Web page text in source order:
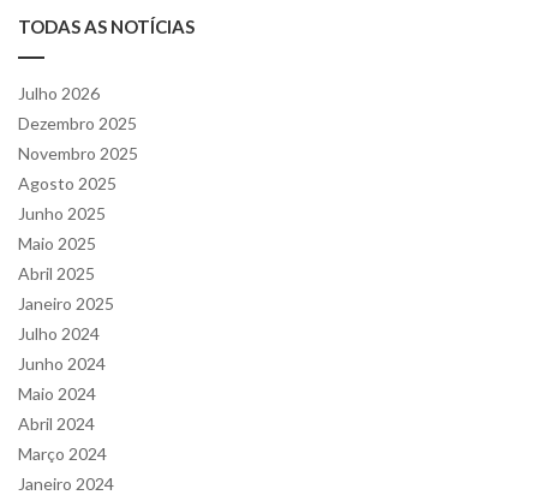
TODAS AS NOTÍCIAS
Julho 2026
Dezembro 2025
Novembro 2025
Agosto 2025
Junho 2025
Maio 2025
Abril 2025
Janeiro 2025
Julho 2024
Junho 2024
Maio 2024
Abril 2024
Março 2024
Janeiro 2024